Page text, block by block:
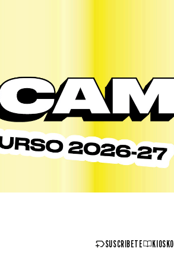
SUSCRIBETE KIOSKO